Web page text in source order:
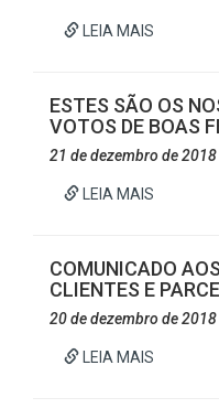
LEIA MAIS
ESTES SÃO OS
VOTOS DE BOAS
21 de dezembro de 2018
LEIA MAIS
COMUNICADO AOS
CLIENTES E
20 de dezembro de 2018
LEIA MAIS